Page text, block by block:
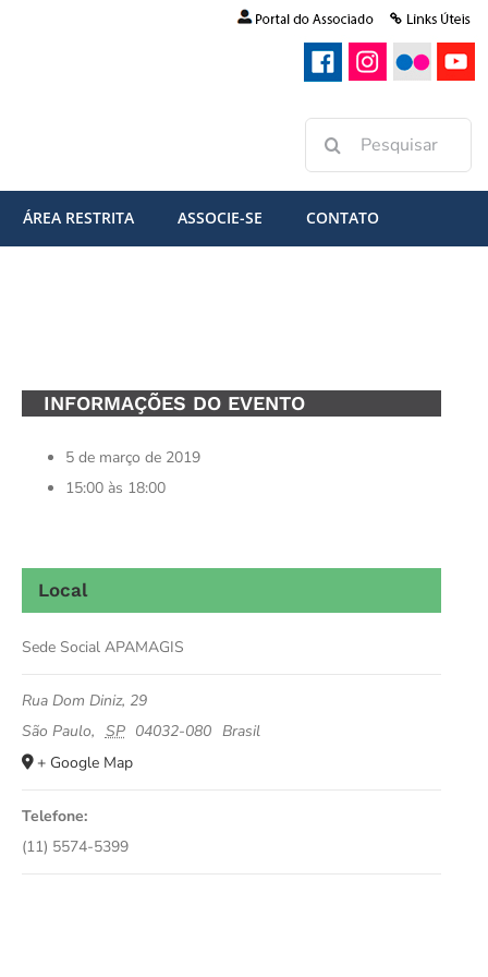
Buscar
resultados
ÁREA RESTRITA ASSOCIE-SE CONTATO
INFORMAÇÕES DO EVENTO
5 de março de 2019
15:00 às 18:00
Local
Sede Social APAMAGIS
Rua Dom Diniz, 29
São Paulo, SP 04032-080 Brasil
+ Google Map
Telefone:
(11) 5574-5399